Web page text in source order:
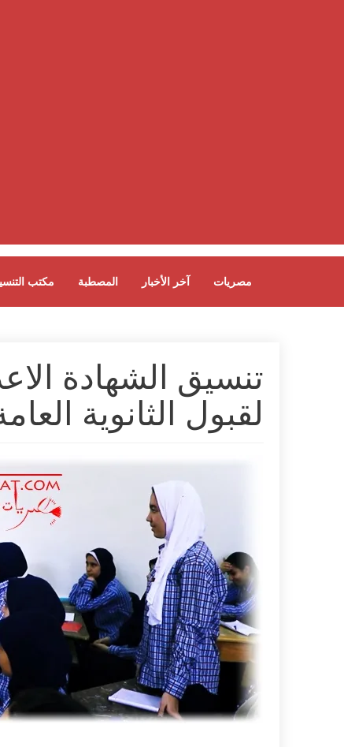
مكتب المصطبة آخر الأخبار مصريات
لقبول الثانوية